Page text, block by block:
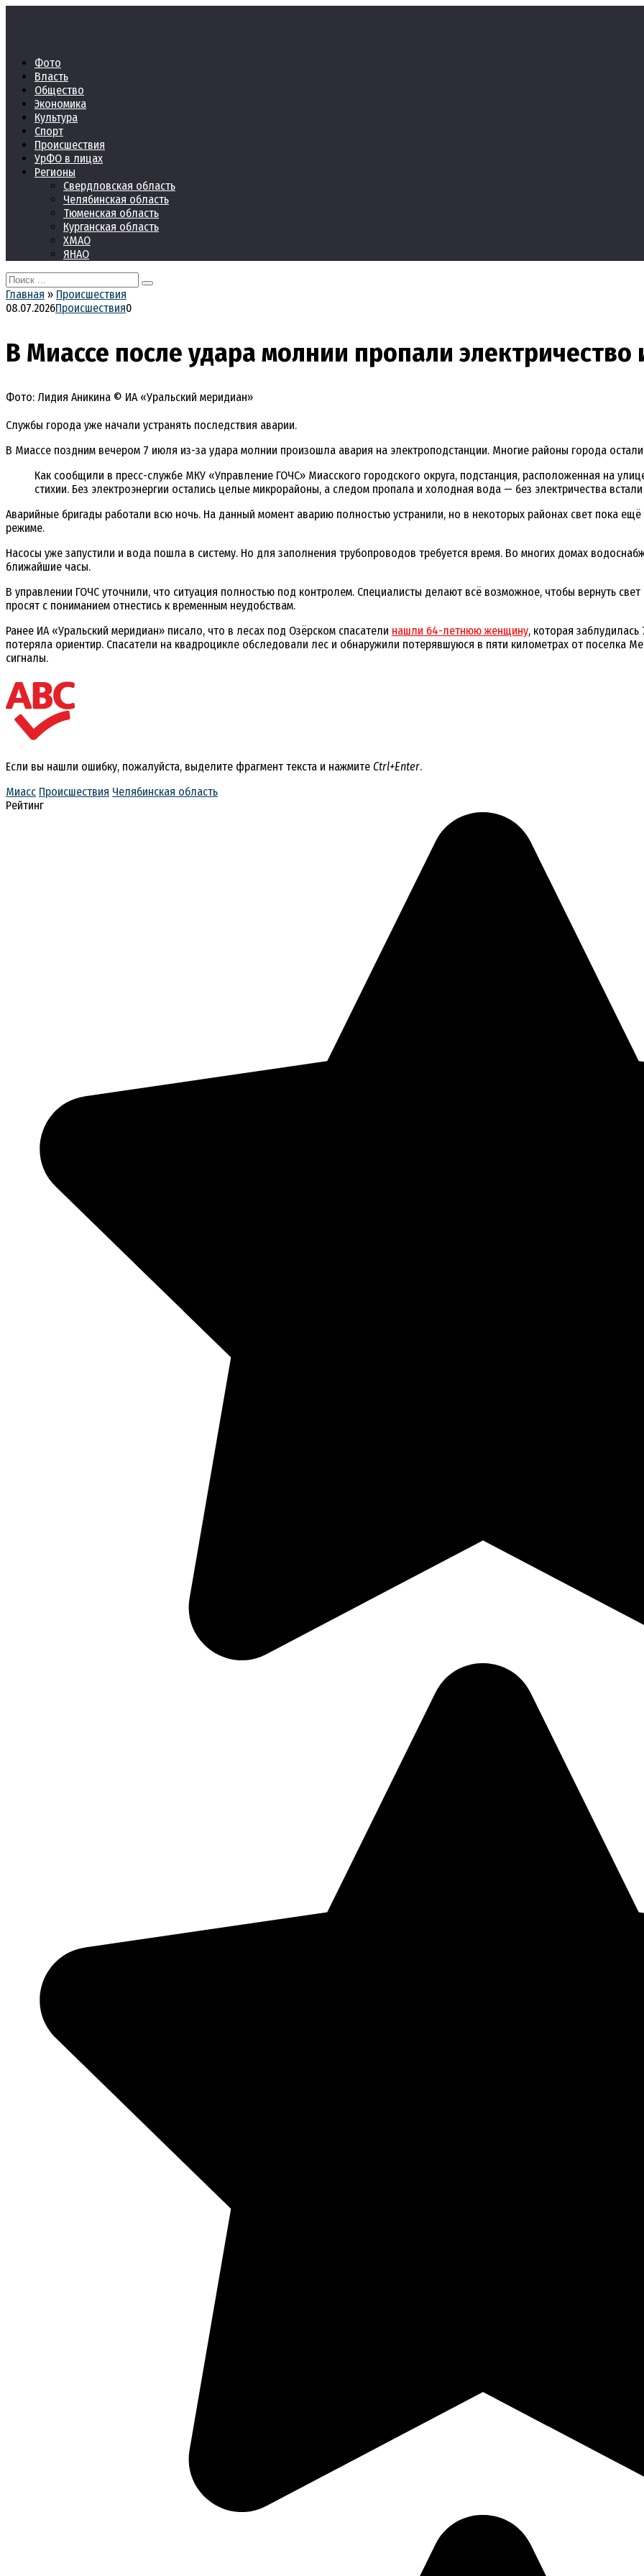
Фото
Власть
Общество
Экономика
Культура
Спорт
Происшествия
УрФО в лицах
Регионы
Свердловская область
Челябинская область
Тюменская область
Курганская область
ХМАО
ЯНАО
Search
for:
Главная » Происшествия
08.07.2026Происшествия0
В Миассе после удара молнии пропали электричество
Фото: Лидия Аникина © ИА «Уральский меридиан»
Службы города уже начали устранять последствия аварии.
В Миассе поздним вечером 7 июля из-за удара молнии произошла авария на электроподстанции. Многие районы города
Как сообщили в пресс-службе МКУ «Управление ГОЧС» Миасского городского округа, подстанция, расположенная на
стихии. Без электроэнергии остались целые микрорайоны, а следом пропала и холодная вода — без электричества
Аварийные бригады работали всю ночь. На данный момент аварию полностью устранили, но в некоторых районах свет пока
режиме.
Насосы уже запустили и вода пошла в систему. Но для заполнения трубопроводов требуется время. Во многих домах
ближайшие часы.
В управлении ГОЧС уточнили, что ситуация полностью под контролем. Специалисты делают всё возможное, чтобы вернуть
просят с пониманием отнестись к временным неудобствам.
Ранее ИА «Уральский меридиан» писало, что в лесах под Озёрском спасатели нашли 64-летнюю женщину, которая
потеряла ориентир. Спасатели на квадроцикле обследовали лес и обнаружили потерявшуюся в пяти километрах от поселка
сигналы.
Если вы нашли ошибку, пожалуйста, выделите фрагмент текста и нажмите Ctrl+Enter.
Миасс Происшествия Челябинская область
Рейтинг